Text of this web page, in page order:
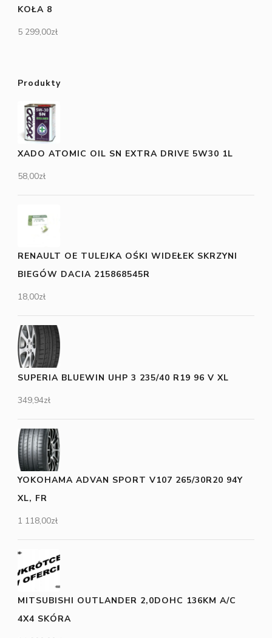
KOŁA 8
5 299,00zł
Produkty
XADO ATOMIC OIL SN EXTRA DRIVE 5W30 1L
58,00zł
RENAULT OE TULEJKA OŚKI WIDEŁEK SKRZYNI
BIEGÓW DACIA 215868545R
18,00zł
SUPERIA BLUEWIN UHP 3 235/40 R19 96 V XL
349,94zł
YOKOHAMA ADVAN SPORT V107 265/30R20 94Y
XL, FR
1 118,00zł
MITSUBISHI OUTLANDER 2,0DOHC 136KM A/C
4X4 SKÓRA